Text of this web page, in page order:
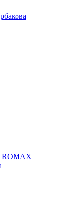
ROMAX